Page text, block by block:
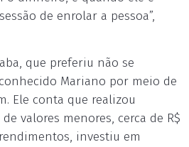
de enrolar a pessoa”,
que preferiu não se
Mariano por meio de
Ele conta que realizou
valores menores, cerca de R$
investiu em